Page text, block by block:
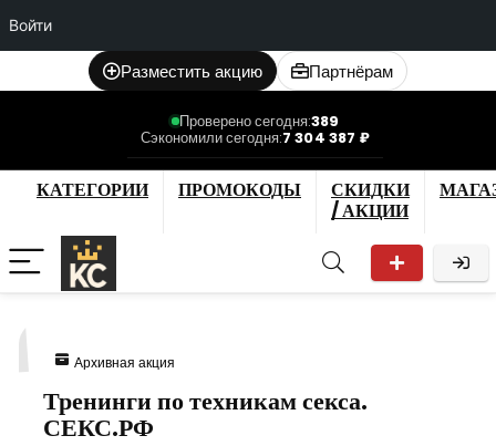
Войти
Разместить акцию Партнёрам
Проверено сегодня:389
Сэкономили сегодня:7 304 387 ₽
КАТЕГОРИИ ПРОМОКОДЫ
СКИДКИ
/ АКЦИИ
Архивная акция
Тренинги по техникам секса.
СЕКС.РФ